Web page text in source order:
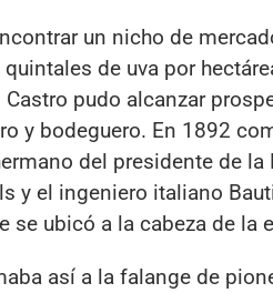
un nicho de
de uva por
pudo alcanzar
y bodeguero. En 1892
del presidente de la
y el ingeniero italiano
se ubicó a la cabeza de
así a la falange de